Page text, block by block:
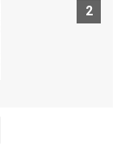
2